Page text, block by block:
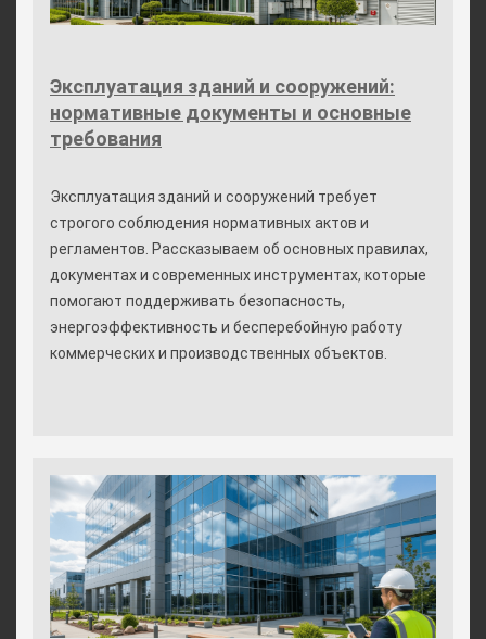
Эксплуатация зданий и сооружений:
нормативные документы и основные
требования
Эксплуатация зданий и сооружений требует
строгого соблюдения нормативных актов и
регламентов. Рассказываем об основных правилах,
документах и современных инструментах, которые
помогают поддерживать безопасность,
энергоэффективность и бесперебойную работу
коммерческих и производственных объектов.